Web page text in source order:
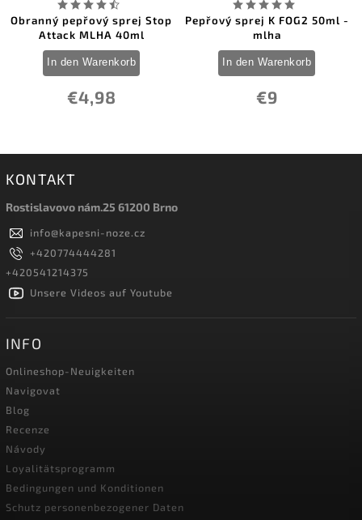
Obranný pepřový sprej Stop
Attack MLHA 40ml
€4,98
In den Warenkorb
Pepřový sprej K FOG2 50ml -
mlha
€9
In den Warenkorb
KONTAKT
Rostislavovo nám.25 61200 Brno
info@kapesni-noze.cz
+420774444281
+420541214375
Unsere Videos auf Youtube
INFO
Onlineshop-Neuigkeiten
Navigovat
Blog
Recenze
Návody
Loyalitätsprogramm
Bedingungen und Konditionen
Schutz personenbezogener Daten